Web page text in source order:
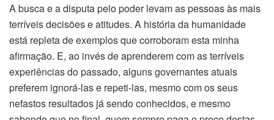
A busca e a disputa pelo poder levam as pessoas às mais
terríveis decisões e atitudes. A história da humanidade
está repleta de exemplos que corroboram esta minha
afirmação. E, ao invés de aprenderem com as terríveis
experiências do passado, alguns governantes atuais
preferem ignorá-las e repeti-las, mesmo com os seus
nefastos resultados já sendo conhecidos, e mesmo